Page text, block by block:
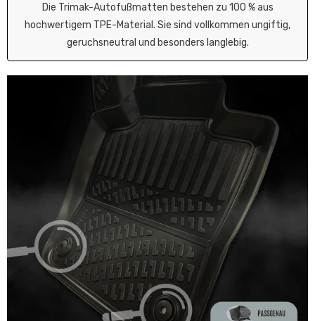
Die Trimak-Autofußmatten bestehen zu 100 % aus
hochwertigem TPE-Material. Sie sind vollkommen ungiftig,
geruchsneutral und besonders langlebig.